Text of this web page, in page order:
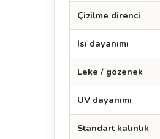
Çizilme direnci
Isı dayanımı
Leke / gözenek
UV dayanımı
Standart kalınlık